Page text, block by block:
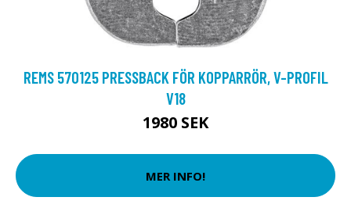
REMS 570125 PRESSBACK FÖR KOPPARRÖR, V-PROFIL
V18
1980 SEK
MER INFO!